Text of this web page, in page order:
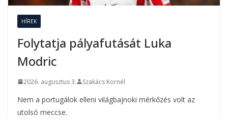
HÍREK
Folytatja pályafutását Luka
Modric
2026. augusztus 3. Szakács Kornél
Nem a portugálok elleni világbajnoki mérkőzés volt az
utolsó meccse.